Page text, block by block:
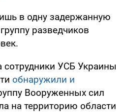
в одну задержанную
разведчиков
УСБ Украины
обнаружили и
Вооруженных сил
на территорию области